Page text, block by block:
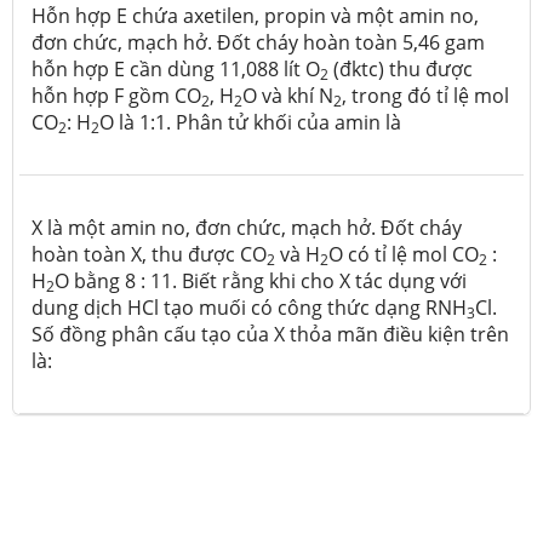
Hỗn hợp E chứa axetilen, propin và một amin no,
đơn chức, mạch hở. Đốt cháy hoàn toàn 5,46 gam
hỗn hợp E cần dùng 11,088 lít O2 (đktc) thu được
hỗn hợp F gồm CO2, H2O và khí N2, trong đó tỉ lệ mol
CO2: H2O là 1:1. Phân tử khối của amin là
X là một amin no, đơn chức, mạch hở. Đốt cháy
hoàn toàn X, thu được CO2 và H2O có tỉ lệ mol CO2 :
H2O bằng 8 : 11. Biết rằng khi cho X tác dụng với
dung dịch HCl tạo muối có công thức dạng RNH3Cl.
Số đồng phân cấu tạo của X thỏa mãn điều kiện trên
là: